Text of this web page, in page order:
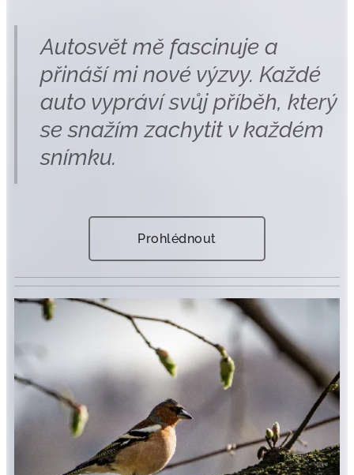
Autosvět mě fascinuje a
přináší mi nové výzvy. Každé
auto vypráví svůj příběh, který
se snažím zachytit v každém
snímku.
Prohlédnout